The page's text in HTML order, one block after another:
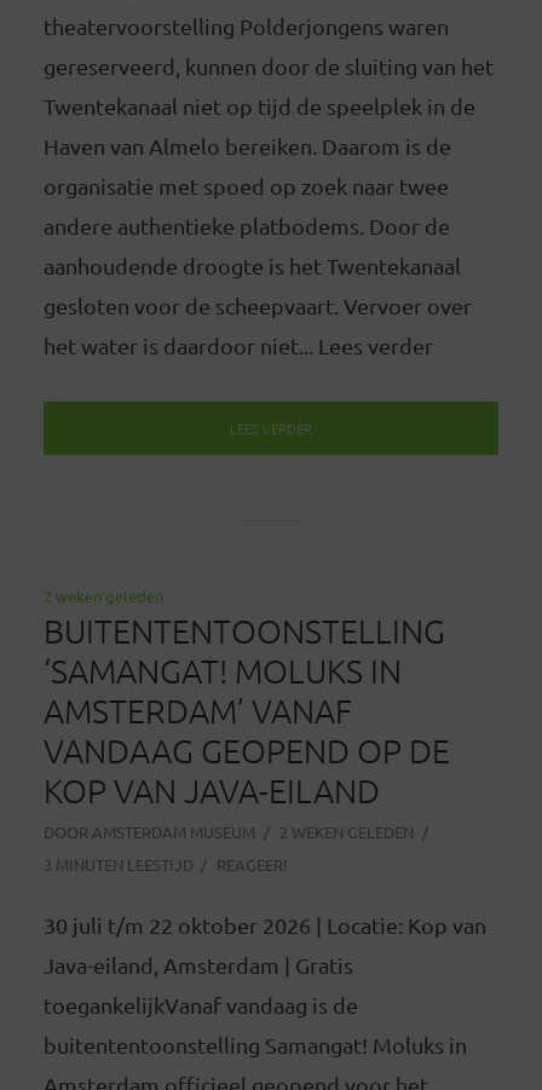
theatervoorstelling Polderjongens waren
gereserveerd, kunnen door de sluiting van het
Twentekanaal niet op tijd de speelplek in de
Haven van Almelo bereiken. Daarom is de
organisatie met spoed op zoek naar twee
andere authentieke platbodems. Door de
aanhoudende droogte is het Twentekanaal
gesloten voor de scheepvaart. Vervoer over
het water is daardoor niet... Lees verder
LEES VERDER
2 weken geleden
BUITENTENTOONSTELLING
‘SAMANGAT! MOLUKS IN
AMSTERDAM’ VANAF
VANDAAG GEOPEND OP DE
KOP VAN JAVA-EILAND
DOOR AMSTERDAM MUSEUM
2 WEKEN GELEDEN
3 MINUTEN LEESTIJD
REAGEER!
30 juli t/m 22 oktober 2026 | Locatie: Kop van
Java-eiland, Amsterdam | Gratis
toegankelijkVanaf vandaag is de
buitententoonstelling Samangat! Moluks in
Amsterdam officieel geopend voor het